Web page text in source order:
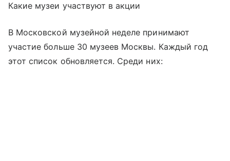
Какие музеи участвуют в акции
В Московской музейной неделе принимают
участие больше 30 музеев Москвы. Каждый год
этот список обновляется. Среди них: